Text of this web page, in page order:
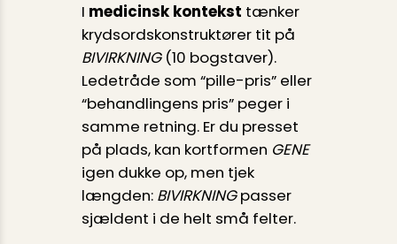
I medicinsk kontekst tænker
krydsordskonstruktører tit på
BIVIRKNING(10 bogstaver).
Ledetråde som “pille-pris” eller
“behandlingens pris” peger i
samme retning. Er du presset
på plads, kan kortformen GENE
igen dukke op, men tjek
længden: BIVIRKNINGpasser
sjældent i de helt små felter.